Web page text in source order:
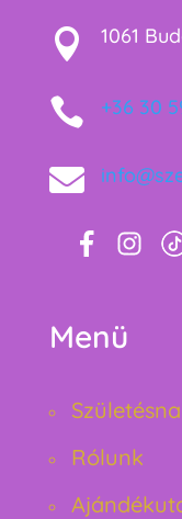
 1061
 +36 30

Menü
Rólunk